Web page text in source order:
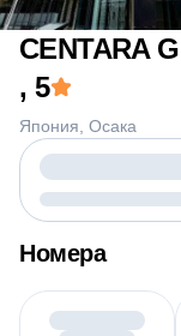
CENTARA
, 5
Япония Осака
Номера